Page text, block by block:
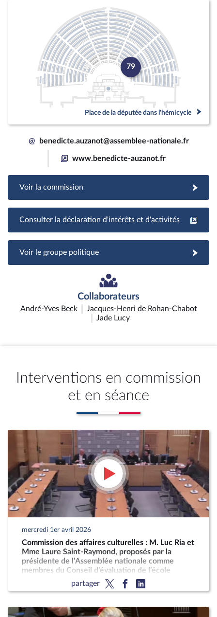
79
Place de la députée dans l'hémicycle
@ benedicte.auzanot@assemblee-nationale.fr
www.benedicte-auzanot.fr
Voir la commission
Consulter la déclaration d'intérêts et d'activités
Voir le groupe politique
Collaborateurs
André-Yves Beck
Jacques-Henri de Rohan-Chabot
Jade Lucy
Interventions en commission
et en séance
mercredi 1er avril 2026
Commission des affaires culturelles : M. Luc Ria et
Mme Laure Saint-Raymond, proposés par la
présidente de l’Assemblée nationale comme
membres du Conseil d’évaluation de l’école
partager